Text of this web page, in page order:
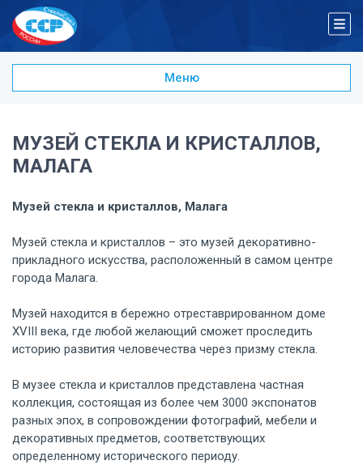
Меню
Корнингский Музей Стекла (The Corning Museum of Glass)
Музей стекла (Такома, Вашингтон)
Музей хрусталя в г. Дятьково
Музей стекла и хрусталя в г. Никольске
Музей современного искусства в Венеции
МУЗЕЙ СТЕКЛА И КРИСТАЛЛОВ,
МАЛАГА
Музей стекла и кристаллов, Малага
Музей стекла и кристаллов – это музей декоративно-
прикладного искусства, расположенный в самом центре
города Малага.
Музей находится в бережно отреставрированном доме
XVIII века, где любой желающий сможет проследить
историю развития человечества через призму стекла.
В музее стекла и кристаллов представлена частная
коллекция, состоящая из более чем 3000 экспонатов
разных эпох, в сопровождении фотографий, мебели и
декоративных предметов, соответствующих
определенному исторического периоду.